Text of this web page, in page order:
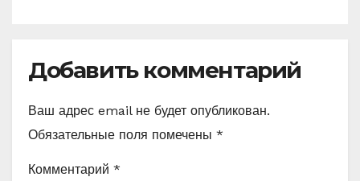
Добавить комментарий
Ваш адрес email не будет опубликован.
Обязательные поля помечены *
Комментарий *